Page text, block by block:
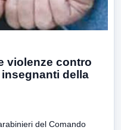
violenze contro
della
del Comando